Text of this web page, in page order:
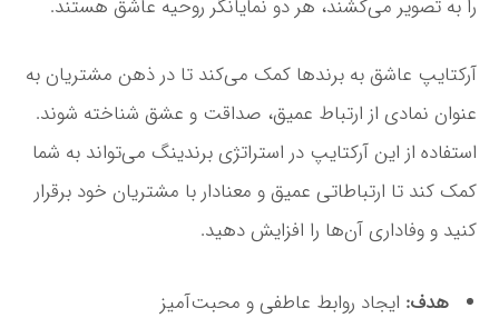
را به تصویر می‌کشند، هر دو نمایانگر روحیه عاشق هستند.
آرکتایپ عاشق به برندها کمک می‌کند تا در ذهن مشتریان به
عنوان نمادی از ارتباط عمیق، صداقت و عشق شناخته شوند.
استفاده از این آرکتایپ در استراتژی برندینگ می‌تواند به شما
کمک کند تا ارتباطاتی عمیق و معنادار با مشتریان خود برقرار
کنید و وفاداری آن‌ها را افزایش دهید.
هدف: ایجاد روابط عاطفی و محبت‌آمیز